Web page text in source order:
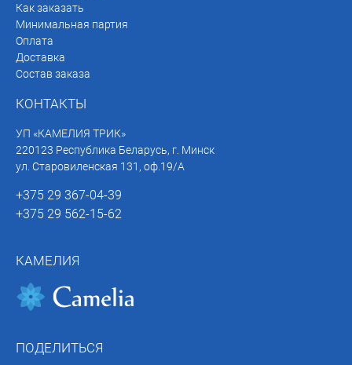
Как заказать
Минимальная партия
Оплата
Доставка
Состав заказа
КОНТАКТЫ
УП «КАМЕЛИЯ ТРИК»
220123 Республика Беларусь, г. Минск
ул. Старовиленская 131, оф.19/А
+375 29 367-04-39
+375 29 562-15-62
КАМЕЛИЯ
ПОДЕЛИТЬСЯ